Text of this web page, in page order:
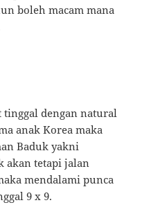
boleh macam mana
tinggal dengan natural
anak Korea maka
Baduk yakni
akan tetapi jalan
mendalami punca
9 x 9.